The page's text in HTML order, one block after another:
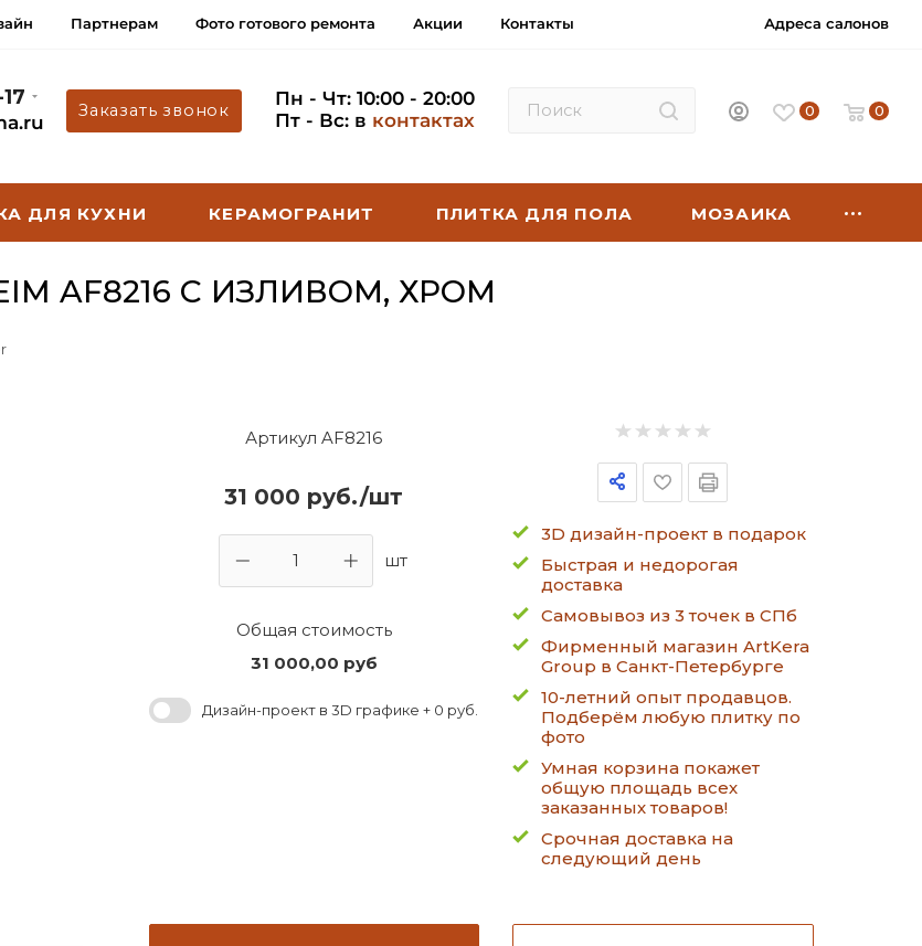
Партнерам Фото готового ремонта Акции Контакты Адреса салонов
Заказать звонок
Пн - Чт: 10:00 - 20:00
Пт - Вс: в контактах 0 0
ДЛЯ КУХНИ КЕРАМОГРАНИТ ПЛИТКА ДЛЯ ПОЛА МОЗАИКА
AF8216 С ИЗЛИВОМ, ХРОМ
Артикул AF8216
31 000 руб./шт
шт
Общая стоимость
31 000,00 руб
Дизайн-проект в 3D графике + 0 руб.
3D дизайн-проект в подарок
Быстрая и недорогая
доставка
Самовывоз из 3 точек в СПб
Фирменный магазин ArtKera
Group в Санкт-Петербурге
10-летний опыт продавцов.
Подберём любую плитку по
фото
Умная корзина покажет
общую площадь всех
заказанных товаров!
Срочная доставка на
следующий день